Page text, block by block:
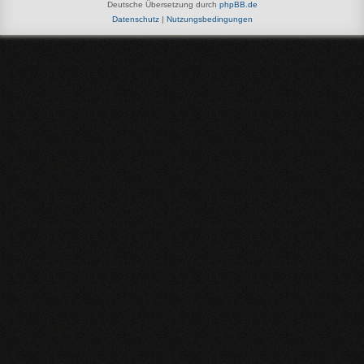
Deutsche Übersetzung durch phpBB.de
Datenschutz| Nutzungsbedingungen